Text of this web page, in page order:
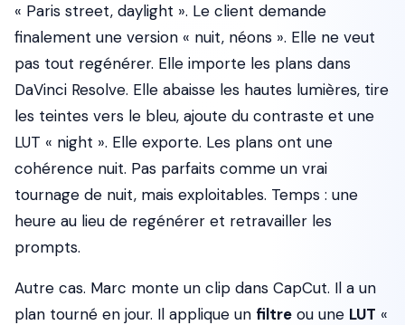
« Paris street, daylight ». Le client demande
finalement une version « nuit, néons ». Elle ne veut
pas tout regénérer. Elle importe les plans dans
DaVinci Resolve. Elle abaisse les hautes lumières, tire
les teintes vers le bleu, ajoute du contraste et une
LUT « night ». Elle exporte. Les plans ont une
cohérence nuit. Pas parfaits comme un vrai
tournage de nuit, mais exploitables. Temps : une
heure au lieu de regénérer et retravailler les
prompts.
Autre cas. Marc monte un clip dans CapCut. Il a un
plan tourné en jour. Il applique un filtre ou une LUT «